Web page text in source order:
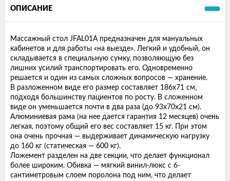
ОПИСАНИЕ
Массажный стол JFAL01A предназначен для мануальных
кабинетов и для работы «на выезде». Легкий и удобный, он
складывается в специальную сумку, позволяющую без
лишних усилий транспортировать его. Одновременно
решается и один из самых сложных вопросов — хранение.
В разложенном виде его размер составляет 186х71 см,
подходя большинству пациентов по росту. В сложенном
виде он уменьшается почти в два раза (до 93х70х21 см).
Алюминиевая рама (на нее дается гарантия 12 месяцев) очень
легкая, поэтому общий его вес составляет 15 кг. При этом
она очень прочная — выдерживает динамическую нагрузку
до 160 кг (статическая — 600 кг).
Ложемент разделен на две секции, что делает функционал
более широким. Обивка — мягкий винил-люкс с 6-
сантиметровым слоем поролона под ним, что делает